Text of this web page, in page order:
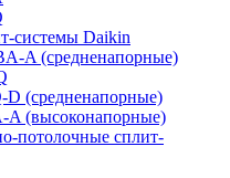
системы Daikin
A (средненапорные)
D (средненапорные)
A (высоконапорные)
потолочные сплит-